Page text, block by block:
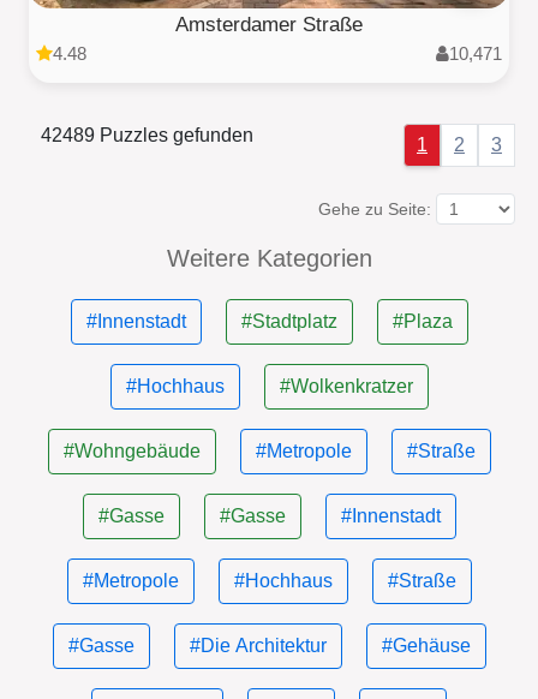
Amsterdamer Straße
4.48 10,471
42489 Puzzles gefunden 1 2 3
Gehe zu Seite:
Weitere Kategorien
#Innenstadt #Stadtplatz #Plaza
#Hochhaus #Wolkenkratzer
#Wohngebäude #Metropole #Straße
#Gasse #Gasse #Innenstadt
#Metropole #Hochhaus #Straße
#Gasse #Die Architektur #Gehäuse